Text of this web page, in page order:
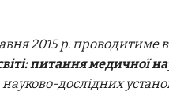
2015 р. проводитиме
питання медичної
дослідних